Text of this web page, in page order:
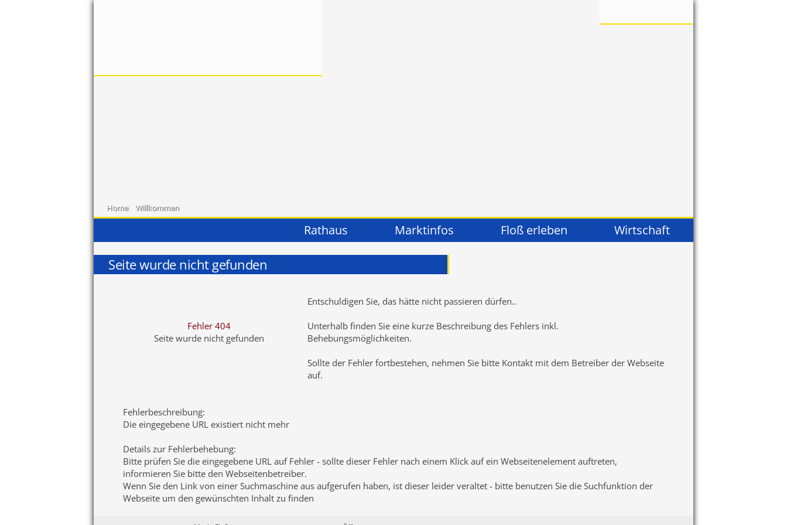
Home Willkommen
Rathaus Marktinfos Floß erleben Wirtschaft
Seite wurde nicht gefunden
Fehler 404
Seite wurde nicht gefunden
Entschuldigen Sie, das hätte nicht passieren dürfen..
Unterhalb finden Sie eine kurze Beschreibung des Fehlers inkl.
Behebungsmöglichkeiten.
Sollte der Fehler fortbestehen, nehmen Sie bitte Kontakt mit dem Betreiber der Webseite
auf.
Fehlerbeschreibung:
Die eingegebene URL existiert nicht mehr
Details zur Fehlerbehebung:
Bitte prüfen Sie die eingegebene URL auf Fehler - sollte dieser Fehler nach einem Klick auf ein Webseitenelement auftreten,
informieren Sie bitte den Webseitenbetreiber.
Wenn Sie den Link von einer Suchmaschine aus aufgerufen haben, ist dieser leider veraltet - bitte benutzen Sie die Suchfunktion der
Webseite um den gewünschten Inhalt zu finden